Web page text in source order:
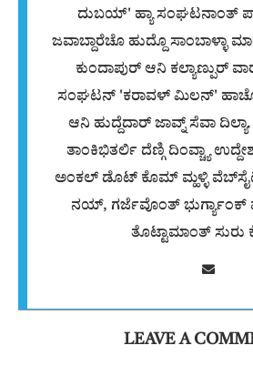
ದುಬಯ್' ಹ್ಯಾ ಸಂಘಟನಾಂತ್
ಜವಾಬ್ದಾರೆಚೊ ಹುದ್ದೊ
ಕುಂದಾಪುರ್ ಆನಿ ಕಲ್ಯಾಣ್ಪುರ್
ಸಂಘಟನ್ 'ಕರಾವಳ್ ಮಿಲನ್'
ಆನಿ ಹುದ್ದೆದಾರ್ ಜಾವ್ನ್ ಸೆವಾ
ತಾಂಕಿಭಿತರ್ಲಿ ದೆಣ್ಗಿ ದಿಂವ್ಚ್ಯಾ
ಅಂಕಲ್ ಡೊಟ್ ಕೊಮ್ ಮ್ಹಳ್ಳಿ
ನಯ್, ಗರ್ಜೆವೊಂತ್ ಭುರ್ಗ್ಯಾಂಕ್
ತೊಟ್ಟಾಮಾಂತ್ ಸುರು
LEAVE A